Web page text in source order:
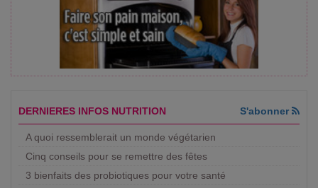
DERNIERES INFOS NUTRITION S'abonner
A quoi ressemblerait un monde végétarien
Cinq conseils pour se remettre des fêtes
3 bienfaits des probiotiques pour votre santé